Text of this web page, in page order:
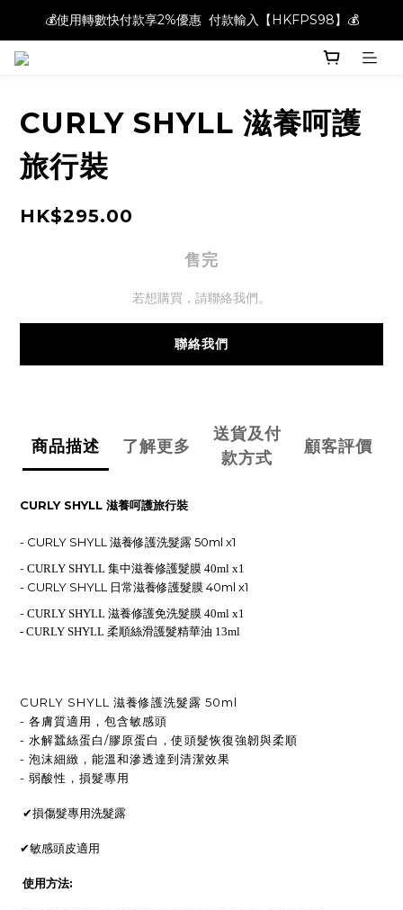
💰使用轉數快付款享2%優惠  付款輸入【HKFPS98】💰
💰使用轉數快付款享2%優惠  付款輸入【HKFPS98】💰
新註冊會員即享$20購物金｜全店滿$400本地免運費📦!
CURLY SHYLL 滋養呵護
旅行裝
HK$295.00
售完
若想購買，請聯絡我們。
聯絡我們
商品描述 了解更多
送貨及付
款方式
顧客評價
CURLY SHYLL 滋養呵護旅行裝
- CURLY SHYLL 滋養修護洗髮露 50ml x1
- CURLY SHYLL 集中滋養修護髮膜 40ml x1
- CURLY SHYLL 日常滋養修護髮膜 40ml x1
- CURLY SHYLL 滋養修護免洗髮膜 40ml x1
- CURLY SHYLL 柔順絲滑護髮精華油 13ml
CURLY SHYLL 滋養修護洗髮露 50ml
- 各膚質適用，包含敏感頭
- 水解蠶絲蛋白/膠原蛋白，使頭髮恢復強韌與柔順
- 泡沫細緻，能溫和滲透達到清潔效果
- 弱酸性，損髮專用
✔損傷髮專用洗髮露
✔敏感頭皮適用
使用方法: